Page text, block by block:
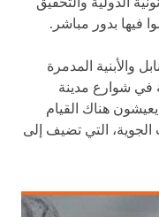
فيها بدور مباشر.
والأبنية المدمرة
في شوارع مدينة
هناك القيام
التي تضيف إلى